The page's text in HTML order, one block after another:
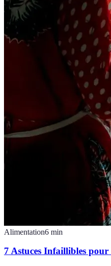
Alimentation6 min
7 Astuces Infaillibles